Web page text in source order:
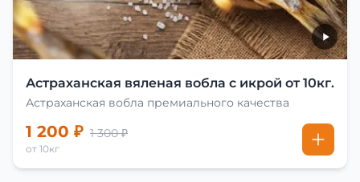
Астраханская вяленая вобла с икрой от 10кг.
Астраханская вобла премиального качества
1 200 ₽ 1 300 ₽
от 10кг